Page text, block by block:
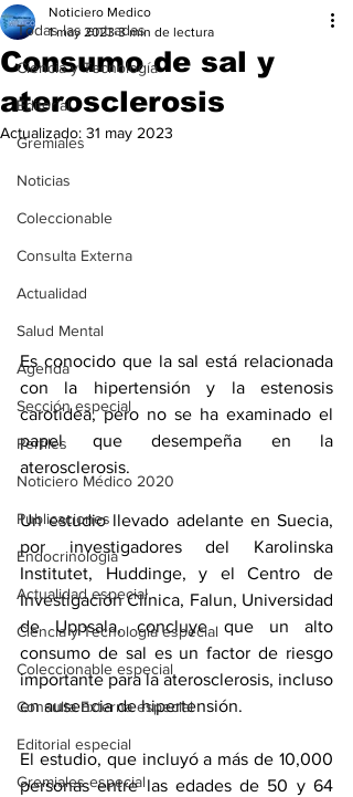
Todas las entradas
Ciencia y Tecnología
Editorial
Gremiales
Noticias
Coleccionable
Consulta Externa
Actualidad
Salud Mental
Agenda
Sección especial
Perfiles
Noticiero Médico 2020
Publicaciones
Endocrinología
Actualidad especial
Ciencia y Tecnología especial
Coleccionable especial
Consulta Externa especial
Editorial especial
Gremiales especial
Consumo de sal y
aterosclerosis
Noticiero Medico
1 may 2023 3 min de lectura
Actualizado: 31 may 2023
Es conocido que la sal está relacionada
con la hipertensión y la estenosis
carotídea, pero no se ha examinado el
papel que desempeña en la
aterosclerosis.
Un estudio llevado adelante en Suecia,
por investigadores del Karolinska
Institutet, Huddinge, y el Centro de
Investigación Clínica, Falun, Universidad
de Uppsala, concluye que un alto
consumo de sal es un factor de riesgo
importante para la aterosclerosis, incluso
en ausencia de hipertensión.
El estudio, que incluyó a más de 10,000
personas entre las edades de 50 y 64